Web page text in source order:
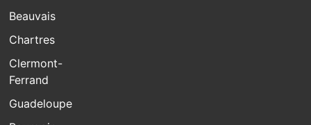
Beauvais
Chartres
Clermont-
Ferrand
Guadeloupe